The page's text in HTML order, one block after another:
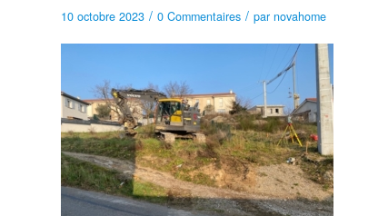
10 octobre 2023 / 0 Commentaires / par novahome